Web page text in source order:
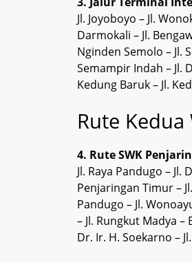
Jl. Joyoboyo – Jl.
Darmokali – Jl.
Nginden Semolo – Jl.
Semampir Indah – Jl.
Kedung Baruk – Jl.
Rute
4. Rute SWK
Jl. Raya Pandugo – Jl.
Penjaringan Timur –
Pandugo – Jl.
– Jl. Rungkut Madya –
Dr. Ir. H. Soekarno –